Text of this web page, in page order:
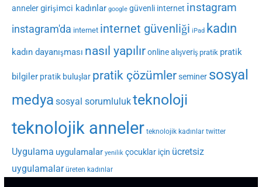
anneler girişimci kadınlar google güvenli internet instagram
instagram'da internet internet güvenliği iPad kadın
kadın dayanışması nasıl yapılır online alışveriş pratik pratik
bilgiler pratik buluşlar pratik çözümler seminer sosyal
medya sosyal sorumlulukteknoloji
teknolojik anneler teknolojik kadınlar twitter
Uygulama uygulamalar yenilik çocuklar için ücretsiz
uygulamalar üreten kadınlar